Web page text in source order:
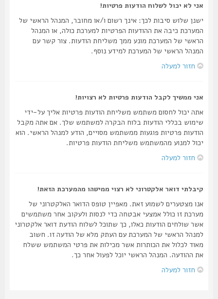
אני לא יכול לשלוח הודעות פרטיות!
ישנן שלוש סיבות לכך: אינך רשום ו/או מחובר, המנהל הראשי של
המערכת כיבה את ההודעות הפרטיות למערכת כולה, או המנהל
הראשי של המערכת מונע ממך משליחת הודעות. צור קשר עם
המנהל הראשי של המערכת למידע נוסף.
חזור למעלה
אני ממשיך לקבל הודעות פרטיות לא רצויות!
אתה יכול לחסום משתמש משליחת הודעות פרטיות אליך על-ידי
שימוש בכללי הודעות בלוח הבקרה למשתמש שלך. אם אתה מקבל
הודעות פרטיות פוגעות ממשתמש מסויים, הודע למנהל הראשי. הוא
יכול למנוע מהמשתמש משליחת הודעות פרטיות.
חזור למעלה
קיבלתי דואר אלקטרוני לא רצוי ממישהו מהמערכת הזאת!
אנו מצטערים לשמוע זאת. מאפיין טופס הדואר האלקטרוני של
מערכת זו כולל אמצעי אבטחה כדי לנסות ולעקוב אחר משתמשים
אשר שולחים הודעות כאלו, כך שתוכל לשלוח הודעת דואר אלקטרוני
למנהל הראשי של המערכת עם העתק מלא של הודעה זו. חשוב
מאוד לכלול את הכותרות אשר מכילות את פרטי המשתמש ששלח
את ההודעה. המנהל הראשי יוכל לפעול אחר כך.
חזור למעלה